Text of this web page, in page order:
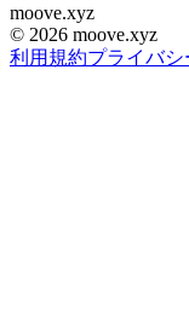
moove.xyz
© 2026 moove.xyz
利用規約プライバ